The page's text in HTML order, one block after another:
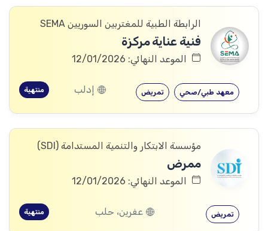
الرابطة الطبية للمغتربين السوريين SEMA
فنية عناية مركزة
الموعد النهائي: 12/01/2026
تمريض معهد طبي/صحي إدلب منتهية
مؤسسة الابتكار والتنمية المستدامة (SDI)
ممرض
الموعد النهائي: 12/01/2026
تمريض عفرين، حلب منتهية